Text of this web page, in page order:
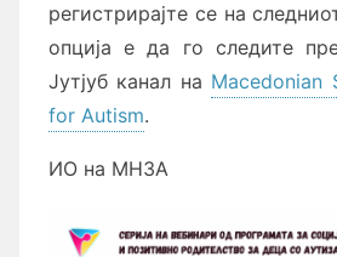
регистрирајте се на
опција е да го следите
Јутјуб канал на Macedonian
for Autism.
ИО на МНЗА